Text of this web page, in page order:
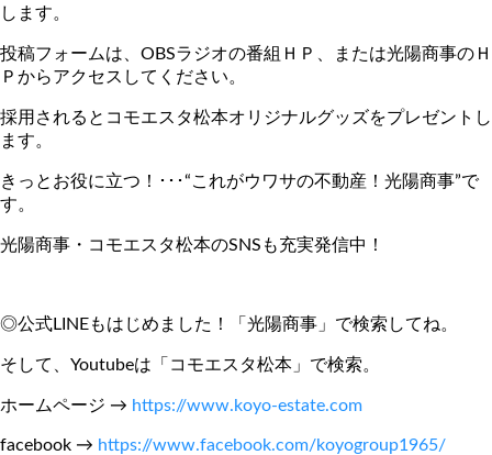
します。
投稿フォームは、OBSラジオの番組ＨＰ、または光陽商事のＨ
Ｐからアクセスしてください。
採用されるとコモエスタ松本オリジナルグッズをプレゼントし
ます。
きっとお役に立つ！･･･“これがウワサの不動産！光陽商事”で
す。
光陽商事・コモエスタ松本のSNSも充実発信中！
◎公式LINEもはじめました！「光陽商事」で検索してね。
そして、Youtubeは「コモエスタ松本」で検索。
ホームページ → https://www.koyo-estate.com
facebook → https://www.facebook.com/koyogroup1965/